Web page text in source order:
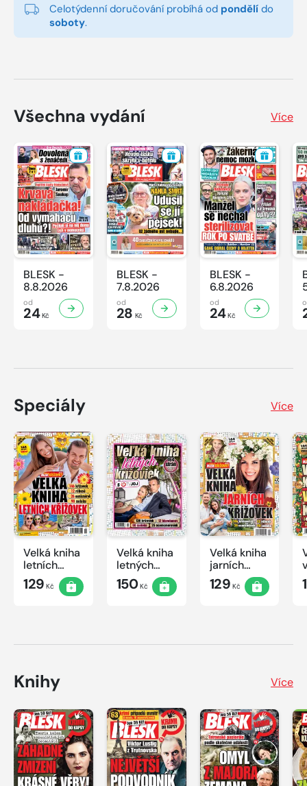
Celotýdenní doručování probíhá od pondělí do
soboty.
Všechna vydání Více
BLESK -
8.8.2026
od
24Kč
BLESK -
7.8.2026
od
28 Kč
BLESK -
6.8.2026
od
24Kč
Speciály Více
Velká kniha
letních
křížovek
2026
129 Kč
Velká kniha
letných
krížoviek s
TV JOJ
150Kč
Velká kniha
jarních
křížovek
2026
129 Kč
Knihy Více